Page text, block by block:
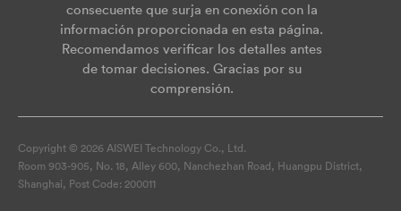
consecuente que surja en conexión con la
información proporcionada en esta página.
Recomendamos verificar los detalles antes
de tomar decisiones. Gracias por su
comprensión.
Copyright © 2026 AISWEI Technology Co., Ltd.
Room 903-905, No. 18, Alley 600, Nanchezhan Road, Huangpu District,
Shanghai, Post Code: 200011